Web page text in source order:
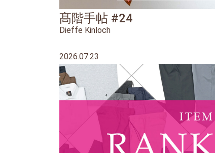
髙階手帖 #24
Dieffe Kinloch
2026.07.23